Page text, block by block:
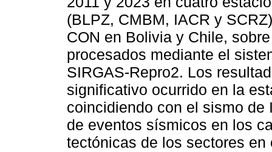
(BLPZ, CMBM, IACR y
CON en Bolivia y Chile,
procesados mediante el
SIRGAS-Repro2. Los
significativo ocurrido en la
coincidiendo con el sismo
de eventos sísmicos en los
tectónicas de los sectores en